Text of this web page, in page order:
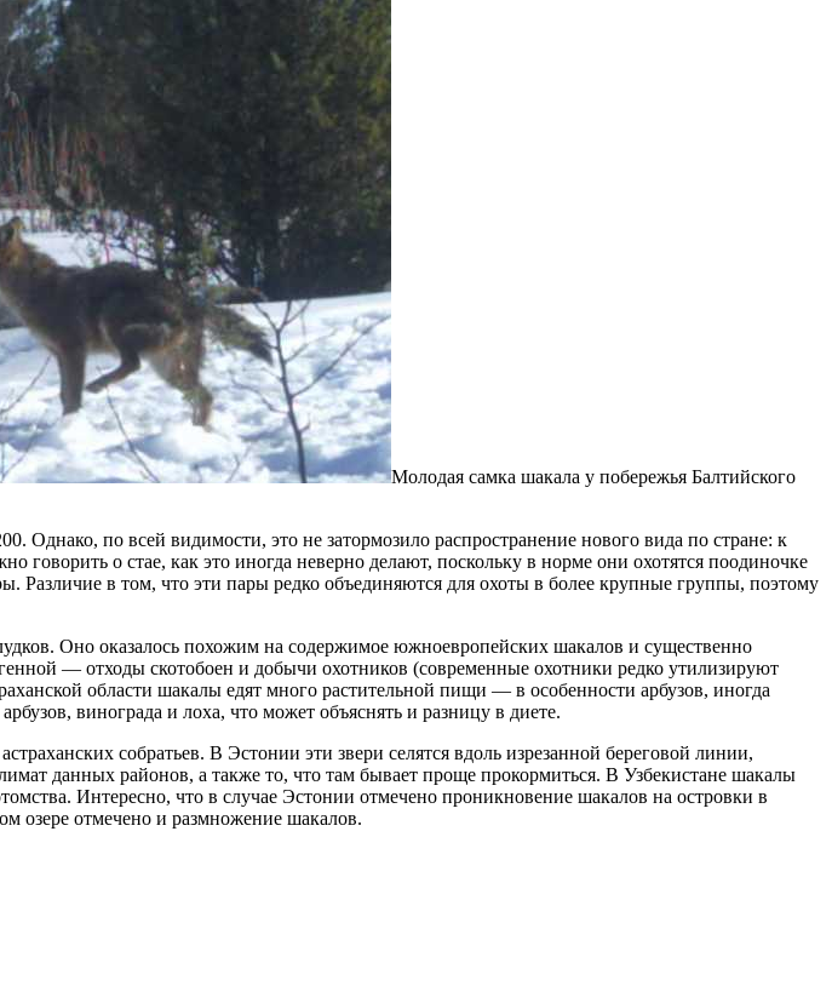
Молодая самка шакала у побережья Балтийского
Однако, по всей видимости, это не затормозило распространение нового вида по стране: к
говорить о стае, как это иногда неверно делают, поскольку в норме они охотятся поодиночке
в том, что эти пары редко объединяются для охоты в более крупные группы, поэтому
Оно оказалось похожим на содержимое южноевропейских шакалов и существенно
— отходы скотобоен и добычи охотников (современные охотники редко утилизируют
области шакалы едят много растительной пищи — в особенности арбузов, иногда
винограда и лоха, что может объяснять и разницу в диете.
собратьев. В Эстонии эти звери селятся вдоль изрезанной береговой линии,
данных районов, а также то, что там бывает проще прокормиться. В Узбекистане шакалы
Интересно, что в случае Эстонии отмечено проникновение шакалов на островки в
озере отмечено и размножение шакалов.